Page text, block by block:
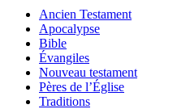
Ancien Testament
Apocalypse
Bible
Évangiles
Nouveau testament
Pères de l’Église
Traditions